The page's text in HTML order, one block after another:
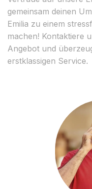
gemeinsam deinen
Emilia zu einem
machen! Kontaktiere
Angebot und
erstklassigen Service.